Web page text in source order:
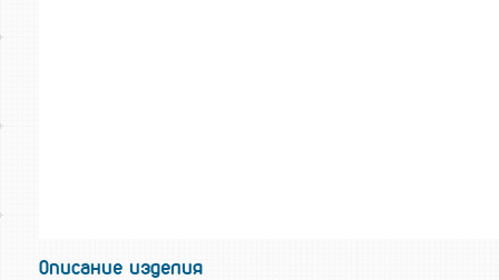
Описание изделия